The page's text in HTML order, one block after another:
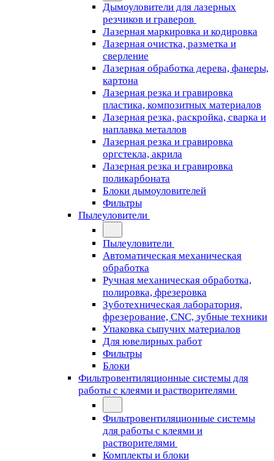
Дымоуловители для лазерных
резчиков и граверов
Лазерная маркировка и кодировка
Лазерная очистка, разметка и
сверление
Лазерная обработка дерева, фанеры,
картона
Лазерная резка и гравировка
пластика, композитных материалов
Лазерная резка, раскройка, сварка и
наплавка металлов
Лазерная резка и гравировка
оргстекла, акрила
Лазерная резка и гравировка
поликарбоната
Блоки дымоуловителей
Фильтры
Пылеуловители
Пылеуловители
Автоматическая механическая
обработка
Ручная механическая обработка,
полировка, фрезеровка
Зуботехническая лаборатория,
фрезерование, CNC, зубные техники
Упаковка сыпучих материалов
Для ювелирных работ
Фильтры
Блоки
Фильтровентиляционные системы для
работы с клеями и растворителями
Фильтровентиляционные системы
для работы с клеями и
растворителями
Комплекты и блоки